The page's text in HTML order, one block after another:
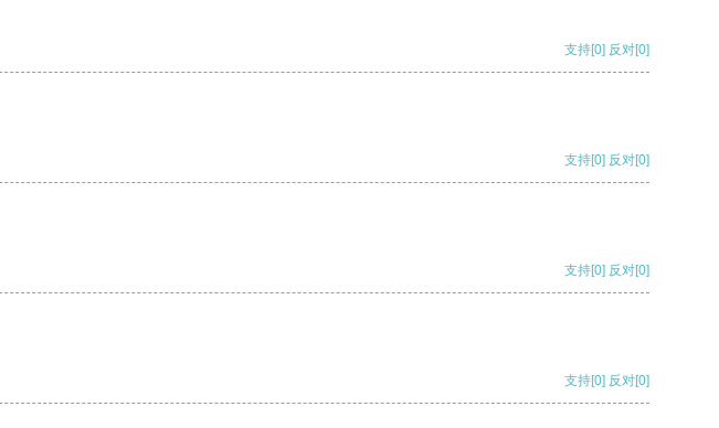
支持[0] 反对[0]
支持[0] 反对[0]
支持[0] 反对[0]
支持[0] 反对[0]